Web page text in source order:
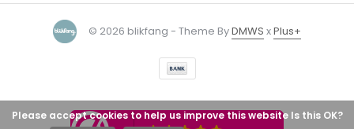
© 2026 blikfang - Theme ByDMWS xPlus+
Please accept cookies to help us improve this website Is this OK?